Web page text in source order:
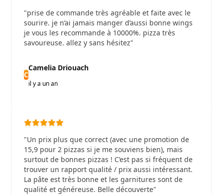
"prise de commande très agréable et faite avec le
sourire. je n’ai jamais manger d’aussi bonne wings
je vous les recommande à 10000%. pizza très
savoureuse. allez y sans hésitez"
C
Camelia Driouach
il y a un an
"Un prix plus que correct (avec une promotion de
15,9 pour 2 pizzas si je me souviens bien), mais
surtout de bonnes pizzas ! C’est pas si fréquent de
trouver un rapport qualité / prix aussi intéressant.
La pâte est très bonne et les garnitures sont de
qualité et généreuse. Belle découverte"